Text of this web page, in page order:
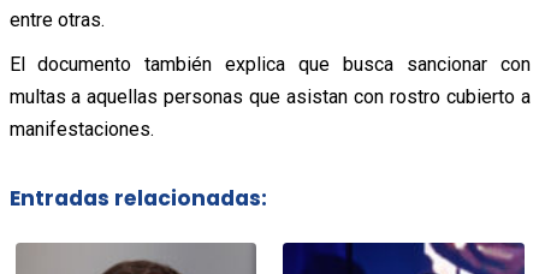
entre otras.
El documento también explica que busca sancionar con
multas a aquellas personas que asistan con rostro cubierto a
manifestaciones.
Entradas relacionadas: